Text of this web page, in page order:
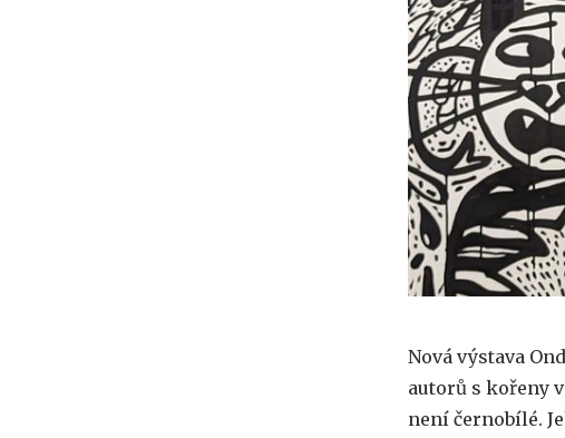
Nová výstava
autorů s kořeny
není černobílé.